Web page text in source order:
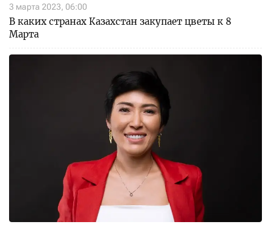
3 марта 2023, 06:00
В каких странах Казахстан закупает цветы к 8
Марта